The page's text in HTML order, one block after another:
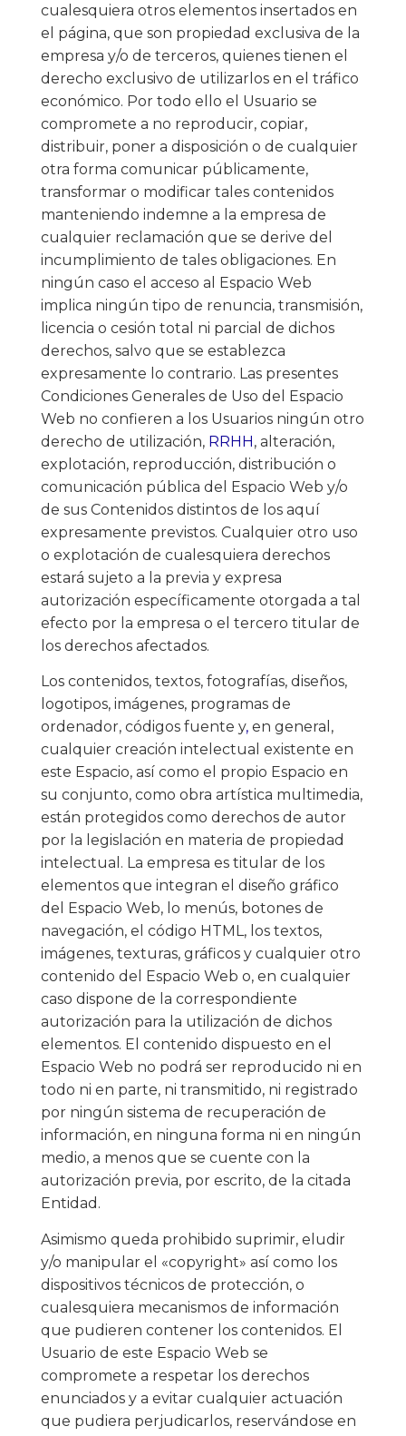
cualesquiera otros elementos insertados en
el página, que son propiedad exclusiva de la
empresa y/o de terceros, quienes tienen el
derecho exclusivo de utilizarlos en el tráfico
económico. Por todo ello el Usuario se
compromete a no reproducir, copiar,
distribuir, poner a disposición o de cualquier
otra forma comunicar públicamente,
transformar o modificar tales contenidos
manteniendo indemne a la empresa de
cualquier reclamación que se derive del
incumplimiento de tales obligaciones. En
ningún caso el acceso al Espacio Web
implica ningún tipo de renuncia, transmisión,
licencia o cesión total ni parcial de dichos
derechos, salvo que se establezca
expresamente lo contrario. Las presentes
Condiciones Generales de Uso del Espacio
Web no confieren a los Usuarios ningún otro
derecho de utilización, RRHH, alteración,
explotación, reproducción, distribución o
comunicación pública del Espacio Web y/o
de sus Contenidos distintos de los aquí
expresamente previstos. Cualquier otro uso
o explotación de cualesquiera derechos
estará sujeto a la previa y expresa
autorización específicamente otorgada a tal
efecto por la empresa o el tercero titular de
los derechos afectados.
Los contenidos, textos, fotografías, diseños,
logotipos, imágenes, programas de
ordenador, códigos fuente y,en general,
cualquier creación intelectual existente en
este Espacio, así como el propio Espacio en
su conjunto, como obra artística multimedia,
están protegidos como derechos de autor
por la legislación en materia de propiedad
intelectual. La empresa es titular de los
elementos que integran el diseño gráfico
del Espacio Web, lo menús, botones de
navegación, el código HTML, los textos,
imágenes, texturas, gráficos y cualquier otro
contenido del Espacio Web o, en cualquier
caso dispone de la correspondiente
autorización para la utilización de dichos
elementos. El contenido dispuesto en el
Espacio Web no podrá ser reproducido ni en
todo ni en parte, ni transmitido, ni registrado
por ningún sistema de recuperación de
información, en ninguna forma ni en ningún
medio, a menos que se cuente con la
autorización previa, por escrito, de la citada
Entidad.
Asimismo queda prohibido suprimir, eludir
y/o manipular el «copyright» así como los
dispositivos técnicos de protección, o
cualesquiera mecanismos de información
que pudieren contener los contenidos. El
Usuario de este Espacio Web se
compromete a respetar los derechos
enunciados y a evitar cualquier actuación
que pudiera perjudicarlos, reservándose en